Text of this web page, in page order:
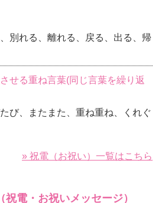
別れる、離れる、戻る、出る、帰
せる重ね言葉(同じ言葉を繰り返
び、またまた、重ね重ね、くれぐ
» 祝電（お祝い）一覧はこちら
祝電・お祝いメッセージ）